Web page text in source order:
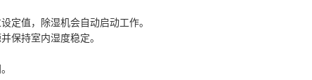
定值，除湿机会自动启动工作。
保持室内湿度稳定。